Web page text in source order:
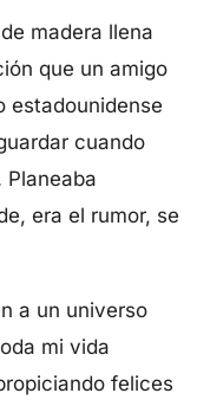
madera llena
que un amigo
estadounidense
cuando
Planeaba
era el rumor, se
a un universo
mi vida
felices